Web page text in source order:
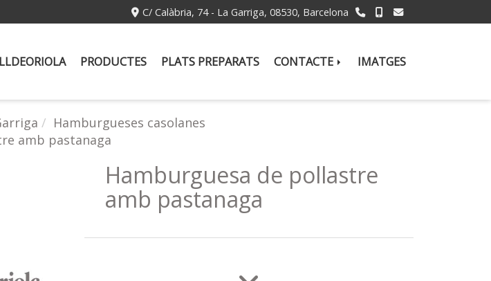
C/ Calàbria, 74 - La Garriga, 08530, Barcelona
PRODUCTES PLATS PREPARATS CONTACTE IMATGES
Hamburgueses casolanes
amb pastanaga
Hamburguesa de pollastre
amb pastanaga